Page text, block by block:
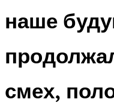
наше
смех,